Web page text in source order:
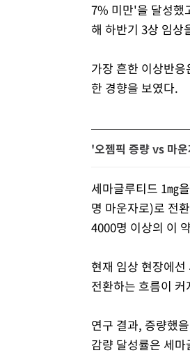
7% 미만'을 달성했
해 하반기 3상 임상
가장 흔한 이상반
한 경향을 보였다.
'오젬픽 증량 vs 마
세마글루티드 1㎎
명 마운자로)로 전
4000명 이상의 이
현재 임상 현장에
전환하는 흐름이 커
연구 결과, 증량했
감량 달성률은 세